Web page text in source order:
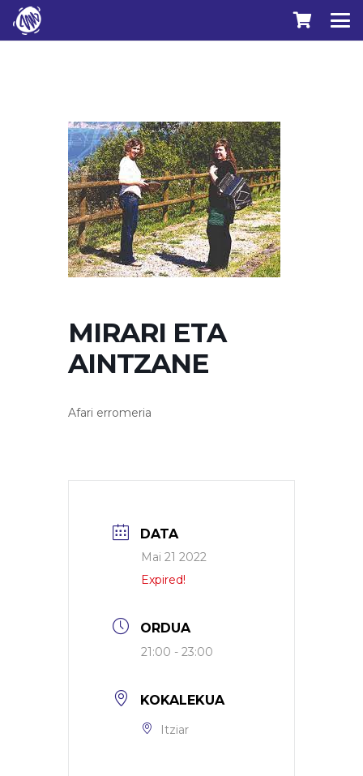
MIRARI ETA
AINTZANE
Afari erromeria
DATA
Mai 21 2022
Expired!
ORDUA
21:00 - 23:00
KOKALEKUA
Itziar